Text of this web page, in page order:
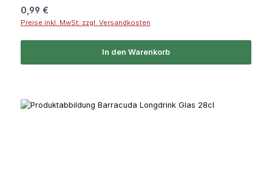
Regulärer Preis:
0,99 €
Preise inkl. MwSt. zzgl. Versandkosten
In den Warenkorb